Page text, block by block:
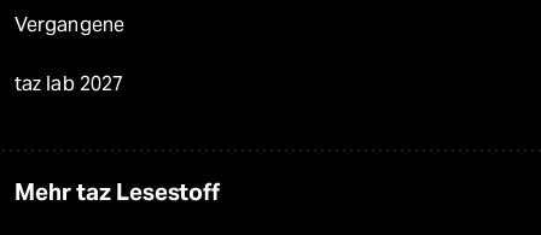
Vergangene
taz lab 2027
Mehr taz Lesestoff